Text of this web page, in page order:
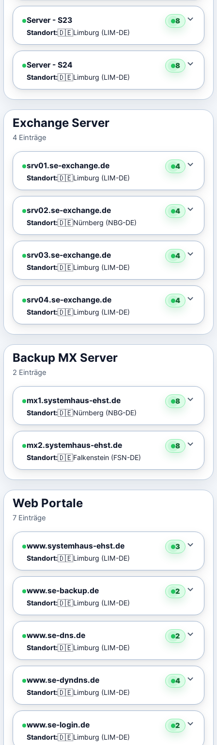
Server - S23
Standort:🇩🇪Limburg (LIM-DE)
8
Server - S24
Standort:🇩🇪Limburg (LIM-DE)
8
Exchange Server
4 Einträge
srv01.se-exchange.de
Standort:🇩🇪Limburg (LIM-DE)
4
srv02.se-exchange.de
Standort:🇩🇪Nürnberg (NBG-DE)
4
srv03.se-exchange.de
Standort:🇩🇪Limburg (LIM-DE)
4
srv04.se-exchange.de
Standort:🇩🇪Limburg (LIM-DE)
4
Backup MX Server
2 Einträge
mx1.systemhaus-ehst.de
Standort:🇩🇪Nürnberg (NBG-DE)
8
mx2.systemhaus-ehst.de
Standort:🇩🇪Falkenstein (FSN-DE)
8
Web Portale
7 Einträge
www.systemhaus-ehst.de
Standort:🇩🇪Limburg (LIM-DE)
3
www.se-backup.de
Standort:🇩🇪Limburg (LIM-DE)
2
www.se-dns.de
Standort:🇩🇪Limburg (LIM-DE)
2
www.se-dyndns.de
Standort:🇩🇪Limburg (LIM-DE)
4
www.se-login.de
Standort:🇩🇪Limburg (LIM-DE)
2